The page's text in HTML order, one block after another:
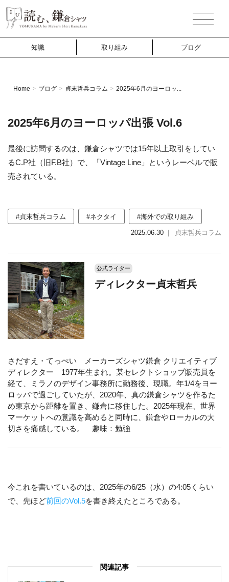
知識 取り組み ブログ
Home > ブログ > 貞末哲兵コラム > 2025年6月のヨーロッ...
2025年6月のヨーロッパ出張 Vol.6
最後に訪問するのは、鎌倉シャツでは15年以上取引をしてい
るC.P社（旧F.B社）で、「Vintage Line」というレーベルで販
売されている。
#貞末哲兵コラム #ネクタイ #海外での取り組み
2025.06.30 ｜ 貞末哲兵コラム
公式ライター
ディレクター貞末哲兵
さだすえ・てっぺい メーカーズシャツ鎌倉 クリエイティブ
ディレクター 1977年生まれ。某セレクトショップ販売員を
経て、ミラノのデザイン事務所に勤務後、現職。年1/4をヨー
ロッパで過ごしていたが、2020年、真の鎌倉シャツを作るた
め東京から距離を置き、鎌倉に移住した。2025年現在、世界
マーケットへの意識を高めると同時に、鎌倉やローカルの大
切さを痛感している。 趣味：勉強
今これを書いているのは、2025年の6/25（水）の4:05くらい
で、先ほど前回のVol.5を書き終えたところである。
関連記事